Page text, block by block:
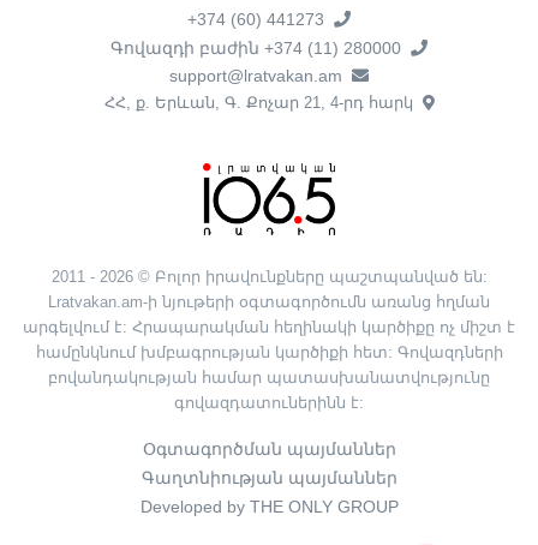
+374 (60) 441273
Գովազդի բաժին +374 (11) 280000
support@lratvakan.am
ՀՀ, ք. Երևան, Գ. Քոչար 21, 4-րդ հարկ
2011 - 2026 © Բոլոր իրավունքները պաշտպանված են:
Lratvakan.am-ի նյութերի օգտագործումն առանց հղման
արգելվում է: Հրապարակման հեղինակի կարծիքը ոչ միշտ է
համընկնում խմբագրության կարծիքի հետ: Գովազդների
բովանդակության համար պատասխանատվությունը
գովազդատուներինն է:
Օգտագործման պայմաններ
Գաղտնիության պայմաններ
Developed by THE ONLY GROUP